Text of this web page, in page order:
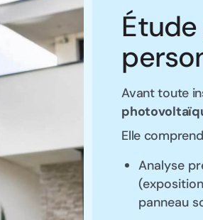
Avant toute
Elle
Analyse
panneau